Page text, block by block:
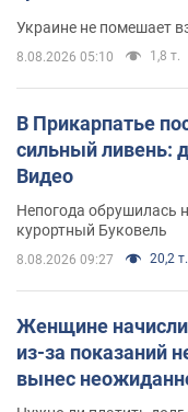
Украине не помешает
8.08.2026 05:10 1,8 т.
В Прикарпатье
сильный ливень:
Видео
Непогода обрушилась
курортный Буковель
8.08.2026 09:27 20,2 т.
Женщине
из-за показаний
вынес